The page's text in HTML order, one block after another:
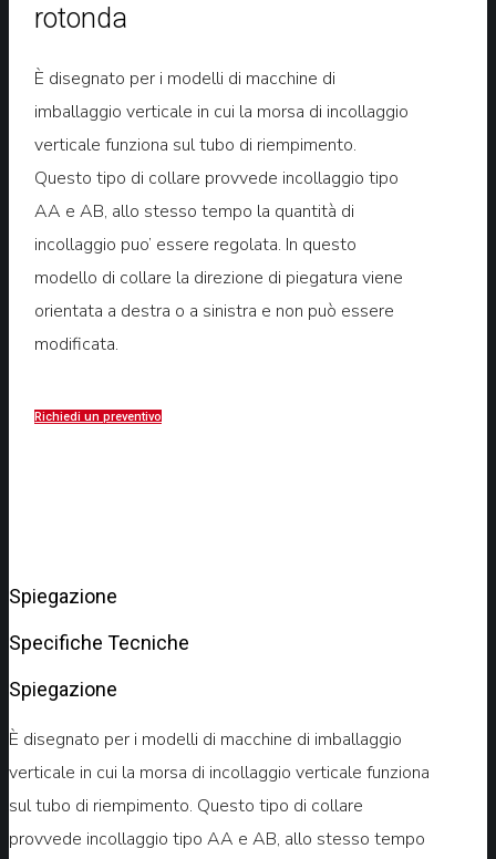
rotonda
È disegnato per i modelli di macchine di
imballaggio verticale in cui la morsa di incollaggio
verticale funziona sul tubo di riempimento.
Questo tipo di collare provvede incollaggio tipo
AA e AB, allo stesso tempo la quantità di
incollaggio puo’ essere regolata. In questo
modello di collare la direzione di piegatura viene
orientata a destra o a sinistra e non può essere
modificata.
Richiedi un preventivo
Spiegazione
Specifiche Tecniche
Spiegazione
È disegnato per i modelli di macchine di imballaggio
verticale in cui la morsa di incollaggio verticale funziona
sul tubo di riempimento. Questo tipo di collare
provvede incollaggio tipo AA e AB, allo stesso tempo